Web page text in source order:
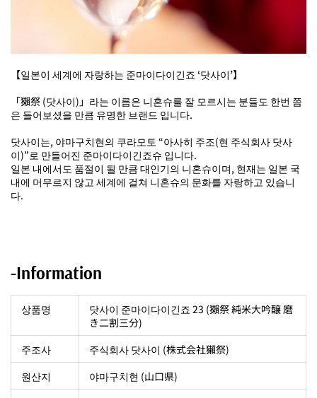
【일본이 세계에 자랑하는 준마이다이긴죠 ‘닷사이’】
「獺祭 (닷사이)」라는 이름은 니혼슈를 잘 모르시는 분들도 한번 쯤
은 들어보셨을 만큼 유명한 브랜드 입니다.
닷사이는, 야마구치현의 쿠라모토 “아사히 주조(현 주식회사 닷사
이)”로 만들어진 준마이다이긴죠슈 입니다.
일본 내에서도 품절이 될 만큼 대인기의 니혼슈이며, 현재는 일본 국
내에 머무르지 않고 세계에 걸쳐 니혼슈의 문화를 자랑하고 있습니
다.
-Information
상품명
닷사이 준마이다이긴죠 23 (獺祭 純米大吟醸 磨
き二割三分)
주조사
주식회사 닷사이 (株式会社獺祭)
원산지
야마구치현 (山口県)